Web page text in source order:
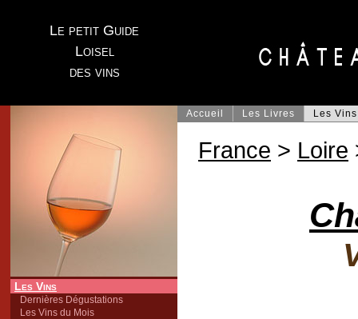
Le petit Guide
Loisel
des vins
Les Vins
Dernières Dégustations
Les Vins du Mois
Accueil Les Livres Les Vins
France > Loire